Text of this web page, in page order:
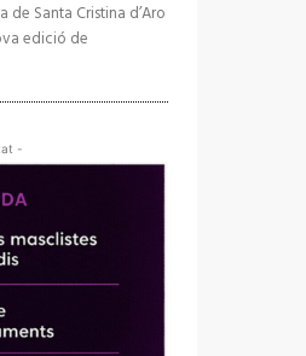
de Santa Cristina d’Aro
edició de
-